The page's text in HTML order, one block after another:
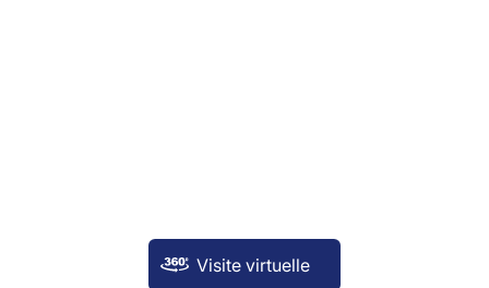
Visite virtuelle